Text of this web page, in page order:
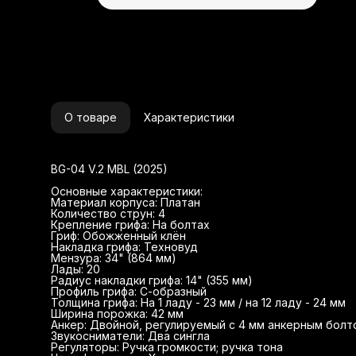
О товаре Характеристики
BG-04 V.2 MBL (2025)
Основные характеристики:
Материал корпуса: Платан
Количество струн: 4
Крепление грифа: На болтах
Гриф: Обожженный клён
Накладка грифа: Техновуд
Мензура: 34" (864 мм)
Лады: 20
Радиус накладки грифа: 14" (355 мм)
Профиль грифа: С-образный
Толщина грифа: На 1 ладу - 23 мм / на 12 ладу - 24 мм
Ширина порожка: 42 мм
Анкер: Двойной, регулируемый с 4 мм анкерным
Звукосниматели: Два сингла
Регуляторы: Ручка громкости; ручка тона